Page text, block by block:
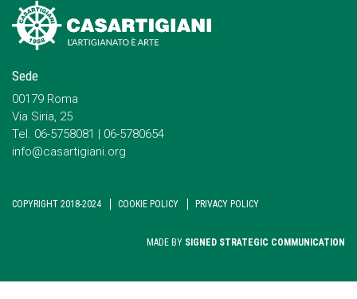
Sede
00179 Roma
Via Siria, 25
Tel. 06-5758081 | 06-5780654
info@casartigiani.org
COPYRIGHT 2018-2024 COOKIE POLICY PRIVACY POLICY
MADE BY SIGNED STRATEGIC COMMUNICATION